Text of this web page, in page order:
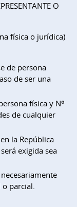
O
física o jurídica)
de persona
de ser una
física y Nº
de cualquier
la República
exigida sea
parcial.